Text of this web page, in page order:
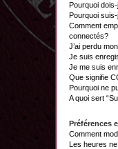
Pourquoi
Pourquoi
Comment
connectés?
J’ai perdu
Je suis
Je me suis
Que signifie
Pourquoi ne
A quoi sert
Préférences
Comment
Les heures